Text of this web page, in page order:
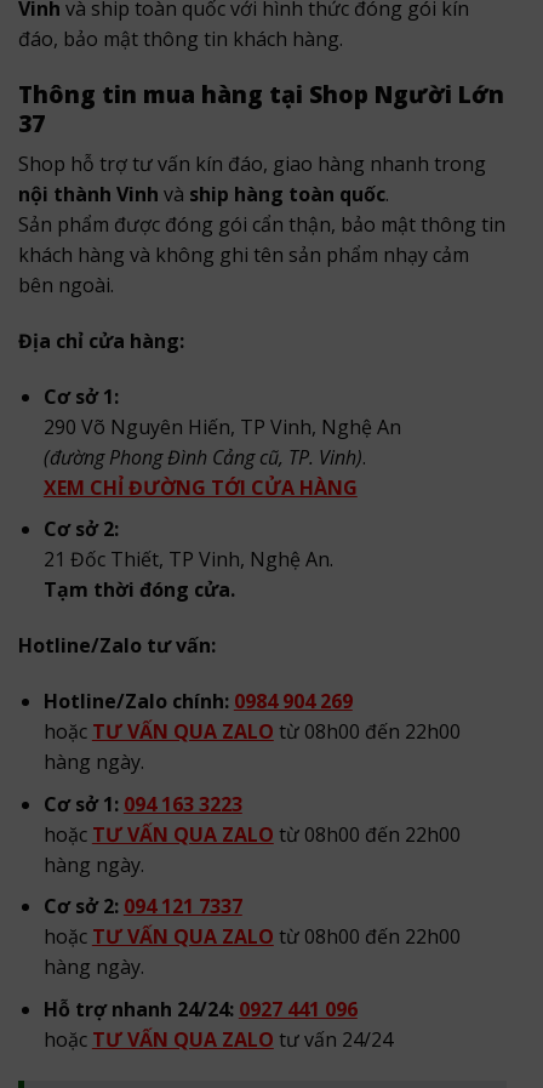
Vinh và ship toàn quốc với hình thức đóng gói kín
đáo, bảo mật thông tin khách hàng.
Thông tin mua hàng tại Shop Người Lớn
37
Shop hỗ trợ tư vấn kín đáo, giao hàng nhanh trong
nội thành Vinh và ship hàng toàn quốc.
Sản phẩm được đóng gói cẩn thận, bảo mật thông tin
khách hàng và không ghi tên sản phẩm nhạy cảm
bên ngoài.
Địa chỉ cửa hàng:
Cơ sở 1:
290 Võ Nguyên Hiến, TP Vinh, Nghệ An
(đường Phong Đình Cảng cũ, TP. Vinh).
XEM CHỈ ĐƯỜNG TỚI CỬA HÀNG
Cơ sở 2:
21 Đốc Thiết, TP Vinh, Nghệ An.
Tạm thời đóng cửa.
Hotline/Zalo tư vấn:
Hotline/Zalo chính: 0984 904 269
hoặc TƯ VẤN QUA ZALO từ 08h00 đến 22h00
hàng ngày.
Cơ sở 1: 094 163 3223
hoặc TƯ VẤN QUA ZALO từ 08h00 đến 22h00
hàng ngày.
Cơ sở 2: 094 121 7337
hoặc TƯ VẤN QUA ZALO từ 08h00 đến 22h00
hàng ngày.
Hỗ trợ nhanh 24/24: 0927 441 096
hoặc TƯ VẤN QUA ZALO tư vấn 24/24